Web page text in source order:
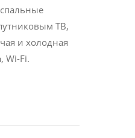
ТВ,
и холодная
Wi-Fi.